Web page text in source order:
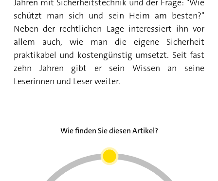
schützt man sich und sein Heim am besten?"
Neben der rechtlichen Lage interessiert ihn vor
allem auch, wie man die eigene Sicherheit
praktikabel und kostengünstig umsetzt. Seit fast
zehn Jahren gibt er sein Wissen an seine
Leserinnen und Leser weiter.
Wie finden Sie diesen Artikel?